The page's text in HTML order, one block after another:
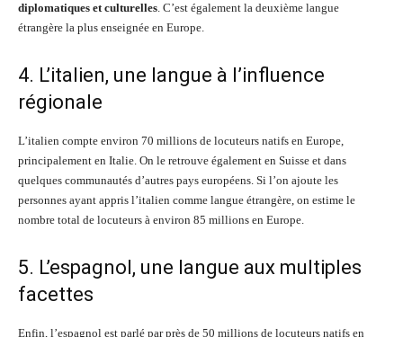
diplomatiques et culturelles. C’est également la deuxième langue
étrangère la plus enseignée en Europe.
4. L’italien, une langue à l’influence
régionale
L’italien compte environ 70 millions de locuteurs natifs en Europe,
principalement en Italie. On le retrouve également en Suisse et dans
quelques communautés d’autres pays européens. Si l’on ajoute les
personnes ayant appris l’italien comme langue étrangère, on estime le
nombre total de locuteurs à environ 85 millions en Europe.
5. L’espagnol, une langue aux multiples
facettes
Enfin, l’espagnol est parlé par près de 50 millions de locuteurs natifs en